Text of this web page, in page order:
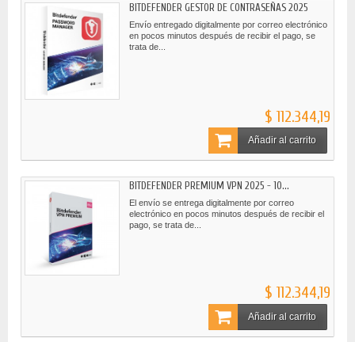
BITDEFENDER GESTOR DE CONTRASEÑAS 2025
Envío entregado digitalmente por correo electrónico
en pocos minutos después de recibir el pago, se
trata de...
$ 112.344,19
Añadir al carrito
BITDEFENDER PREMIUM VPN 2025 - 10...
El envío se entrega digitalmente por correo
electrónico en pocos minutos después de recibir el
pago, se trata de...
$ 112.344,19
Añadir al carrito